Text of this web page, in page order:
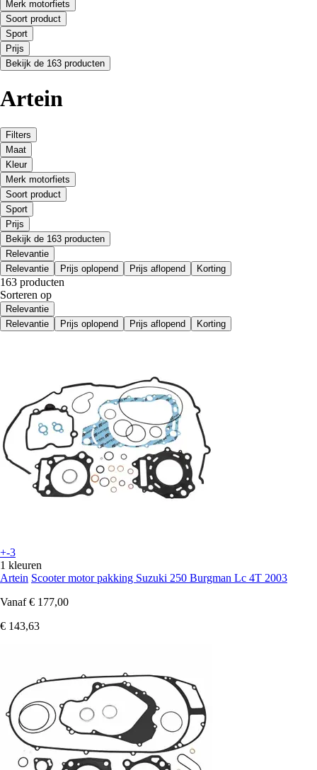
Merk motorfiets
Soort product
Sport
Prijs
Bekijk de 163 producten
Artein
Filters
Maat
Kleur
Merk motorfiets
Soort product
Sport
Prijs
Bekijk de 163 producten
Relevantie
Relevantie
Prijs oplopend Prijs aflopend Korting
163 producten
Sorteren op
Relevantie
Relevantie
Prijs oplopend Prijs aflopend Korting
+-3
1 kleuren
Artein Scooter motor pakking Suzuki 250 Burgman Lc 4T 2003
Vanaf € 177,00
€ 143,63